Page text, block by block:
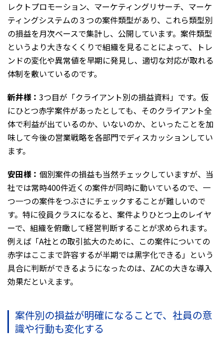
レクトプロモーション、マーケティングリサーチ、マーケ
ティングシステムの３つの案件類型があり、これら類型別
の損益を月次ベースで集計し、公開しています。案件類型
というより大きなくくりで組織を見ることによって、トレ
ンドの変化や異常値を早期に発見し、適切な対応が取れる
体制を敷いているのです。
新井様： 3つ目が「クライアント別の損益資料」です。仮
にひとつ赤字案件があったとしても、そのクライアント全
体で利益が出ているのか、いないのか、といったことを加
味して今後の営業戦略を各部門でディスカッションしてい
ます。
安田様： 個別案件の損益も当然チェックしていますが、当
社では常時400件近くの案件が同時に動いているので、一
つ一つの案件をつぶさにチェックすることが難しいので
す。特に役員クラスになると、案件よりひとつ上のレイヤ
ーで、組織を俯瞰して経営判断することが求められます。
例えば「A社との取引拡大のために、この案件についての
赤字はここまで許容するが半期では黒字化できる」という
具合に判断ができるようになったのは、ZACの大きな導入
効果だといえます。
案件別の損益が明確になることで、社員の意
識や行動も変化する